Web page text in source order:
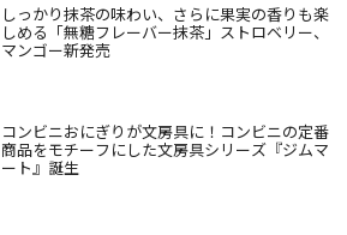
しっかり抹茶の味わい、さらに果実の香りも楽
しめる「無糖フレーバー抹茶」ストロベリー、
マンゴー新発売
コンビニおにぎりが文房具に！コンビニの定番
商品をモチーフにした文房具シリーズ『ジムマ
ート』誕生